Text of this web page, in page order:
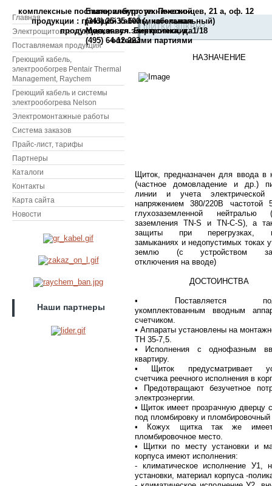
комплексные поставки электротехнической
продукции : греющий кабель, кабельная
продукция, и вся электротехника
оптовыми партиями
Екатеринбург: ул. Пехотинцев, 21 а, оф. 12
(343) 25-35-100 (многоканальный)
Москва: ул. Бирюсинка, д. 1/18
(495) 64-12-223
Главная
Электрощитовое оборудование
Поставляемая продукция
Греющий кабель,
электрообогрев Pentair Thermal
Management, Raychem
Греющий кабель и системы
электрообогрева Nelson
Электромонтажные работы
Система заказов
Прайс-лист, тарифы
Партнеры
Каталоги
Контакты
Карта сайта
Новости
Наши партнеры
ЩИТКИ 3ЩКВН2
НАЗНАЧЕНИЕ
Щиток, предназначен для ввода в
(частное домовладение и др.)
линии и учета электрической
напряжением 380/220В
глухозаземленной нейтралью
заземления TN-S и TN-C-S), а
защиты при перегрузках,
замыканиях и недопустимых токах
землю (с устройством
отключения на вводе)
ДОСТОИНСТВА
• Поставляется
укомплектованным вводным
счетчиком.
• Аппараты установлены на
ТН 35-7,5.
• Исполнения с однофазным
квартиру.
• Щиток предусматривает
счетчика реечного исполнения в
• Предотвращают безучетное
электроэнергии.
• Щиток имеет прозрачную дверцу
под пломбировку и пломбировочный
• Кожух щитка так же
пломбировочное место.
• Щитки по месту установки и
корпуса имеют исполнения:
- климатическое исполнение У1,
установки, материал корпуса -